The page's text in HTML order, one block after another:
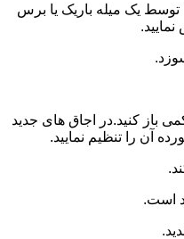
یک میله باریک یا برس
باز کنید.در اجاق های جدید
آن را تنظیم نمایید.
است.